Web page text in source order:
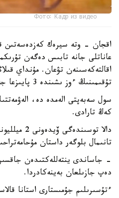
Фото: Кадр из видео
اقجان - وتە سيرەك كەزدەسەتىن
عاناتلى جانە تابىس دەگەن
اقالتەكەسىنەن تۋعان. مۇنداي
تۇقىمىنىڭ ءوز ىشىندە 3 پايىزعا جەتپەيدى.
سول سەبەپتى الەمدە دە،
كەڭ تارادى.
دالا
تانىمال بلوگەر داستان
- جاساندى ينتەللەكتىدەن
دەپ جازىلعان بەينەكادردا.
ءتۇسىرىلىم جۇمىستارى استانا